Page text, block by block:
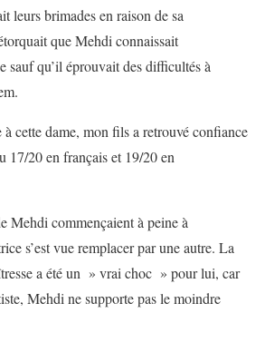
leurs brimades en raison de sa
que Mehdi connaissait
sauf qu’il éprouvait des difficultés à
cette dame, mon fils a retrouvé confiance
17/20 en français et 19/20 en
Mehdi commençaient à peine à
s’est vue remplacer par une autre. La
a été un » vrai choc » pour lui, car
Mehdi ne supporte pas le moindre